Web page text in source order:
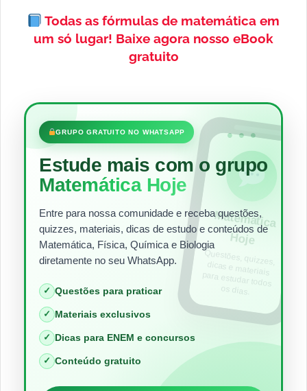
Todas as fórmulas de matemática em
um só lugar! Baixe agora nosso eBook
gratuito
•••
GRUPO GRATUITO NO WHATSAPP
Estude mais com o grupo
Matemática Hoje
Entre para nossa comunidade e receba questões,
quizzes, materiais, dicas de estudo e conteúdos de
Matemática, Física, Química e Biologia
diretamente no seu WhatsApp.
✓ Questões para praticar
✓ Materiais exclusivos
✓ Dicas para ENEM e concursos
✓ Conteúdo gratuito
Matem
ática
Hoje
Questões, quizzes,
dicas e materiais
para estudar todos
os dias.